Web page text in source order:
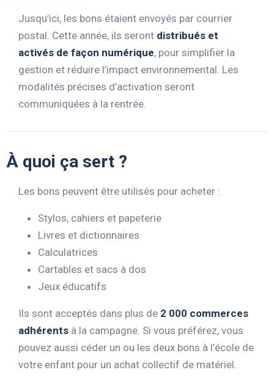
Jusqu’ici, les bons étaient envoyés par courrier
postal. Cette année, ils seront distribués et
activés de façon numérique, pour simplifier la
gestion et réduire l’impact environnemental. Les
modalités précises d’activation seront
communiquées à la rentrée.
À quoi ça sert ?
Les bons peuvent être utilisés pour acheter :
Stylos, cahiers et papeterie
Livres et dictionnaires
Calculatrices
Cartables et sacs à dos
Jeux éducatifs
Ils sont acceptés dans plus de 2 000 commerces
adhérents à la campagne. Si vous préférez, vous
pouvez aussi céder un ou les deux bons à l’école de
votre enfant pour un achat collectif de matériel.